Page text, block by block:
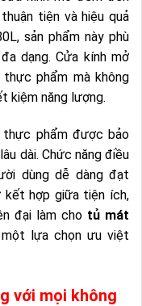
tiện và hiệu quả
sản phẩm này phù
dạng. Cửa kính mở
phẩm mà không
kiệm năng lượng.
thực phẩm được bảo
dài. Chức năng điều
dùng dễ dàng đạt
kết hợp giữa tiện ích,
đại làm cho tủ mát
lựa chọn ưu việt
với mọi không